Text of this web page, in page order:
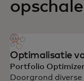
Optimalisatie
Portfolio
Doorgrond